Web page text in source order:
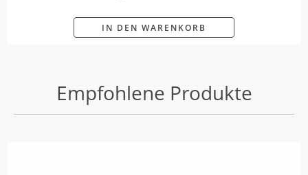
IN DEN WARENKORB
Empfohlene Produkte